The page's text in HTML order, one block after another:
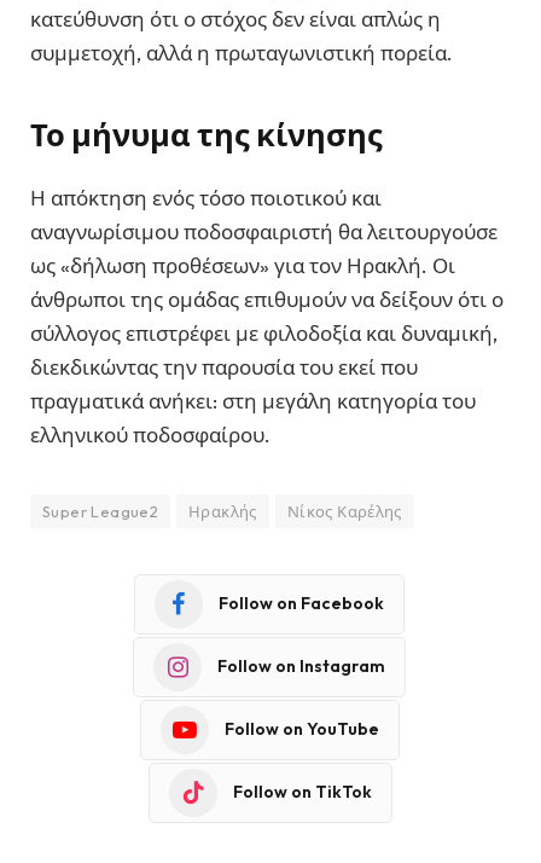
κατεύθυνση ότι ο στόχος δεν είναι απλώς η
συμμετοχή, αλλά η πρωταγωνιστική πορεία.
Το μήνυμα της κίνησης
Η απόκτηση ενός τόσο ποιοτικού και
αναγνωρίσιμου ποδοσφαιριστή θα λειτουργούσε
ως «δήλωση προθέσεων» για τον Ηρακλή. Οι
άνθρωποι της ομάδας επιθυμούν να δείξουν ότι ο
σύλλογος επιστρέφει με φιλοδοξία και δυναμική,
διεκδικώντας την παρουσία του εκεί που
πραγματικά ανήκει: στη μεγάλη κατηγορία του
ελληνικού ποδοσφαίρου.
Super League2 Ηρακλής Νίκος Καρέλης
Follow on Facebook
Follow on Instagram
Follow on YouTube
Follow on TikTok